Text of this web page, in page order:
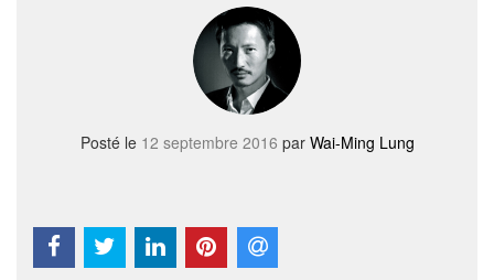
Posté le 12 septembre 2016 par Wai-Ming Lung